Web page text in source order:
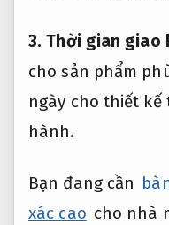
3. Thời gian giao
cho sản phẩm
ngày cho thiết
hành.
Bạn đang cần
xác cao cho nhà